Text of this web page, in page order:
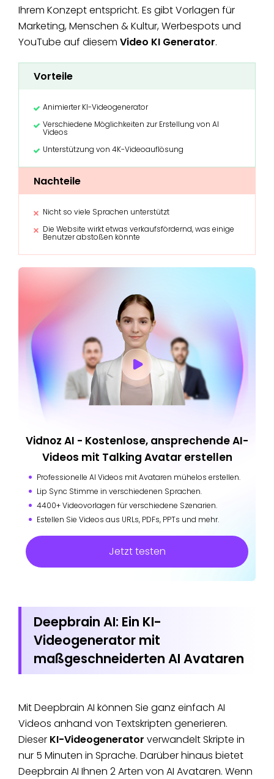
Ihrem Konzept entspricht. Es gibt Vorlagen für
Marketing, Menschen & Kultur, Werbespots und
YouTube auf diesem Video KI Generator.
Vorteile
Animierter KI-Videogenerator
Verschiedene Möglichkeiten zur Erstellung von AI
Videos
Unterstützung von 4K-Videoauflösung
Nachteile
Nicht so viele Sprachen unterstützt
Die Website wirkt etwas verkaufsfördernd, was einige
Benutzer abstoßen könnte
Vidnoz AI - Kostenlose, ansprechende AI-
Videos mit Talking Avatar erstellen
Professionelle AI Videos mit Avataren mühelos erstellen.
Lip Sync Stimme in verschiedenen Sprachen.
4400+ Videovorlagen für verschiedene Szenarien.
Estellen Sie Videos aus URLs, PDFs, PPTs und mehr.
Jetzt testen
Deepbrain AI: Ein KI-
Videogenerator mit
maßgeschneiderten AI Avataren
Mit Deepbrain AI können Sie ganz einfach AI
Videos anhand von Textskripten generieren.
Dieser KI-Videogenerator verwandelt Skripte in
nur 5 Minuten in Sprache. Darüber hinaus bietet
Deepbrain AI Ihnen 2 Arten von AI Avataren. Wenn